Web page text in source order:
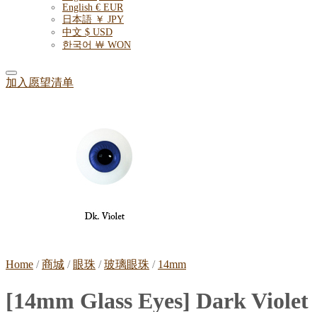
English € EUR
日本語 ￥ JPY
中文 $ USD
한국어 ￦ WON
加入愿望清单
Home / 商城 / 眼珠 / 玻璃眼珠 / 14mm
[14mm Glass Eyes] Dark Violet